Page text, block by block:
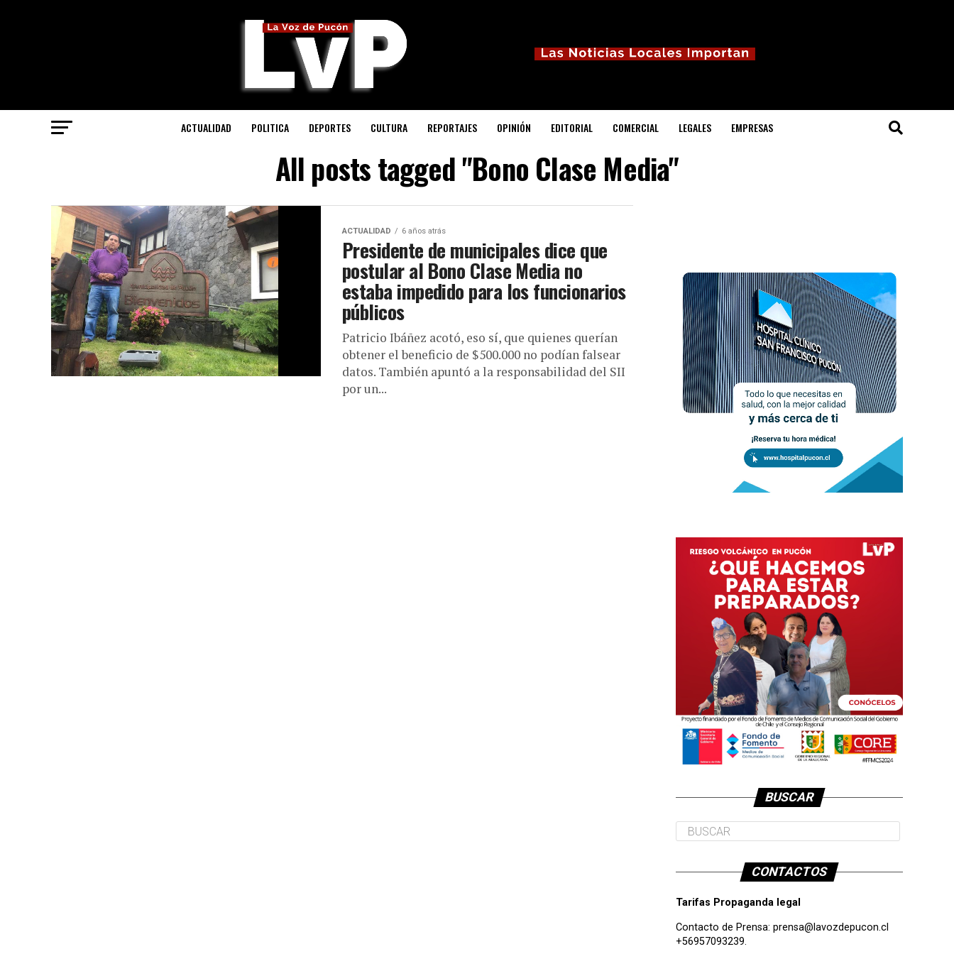
ACTUALIDAD POLITICA DEPORTES CULTURA REPORTAJES OPINIÓN EDITORIAL COMERCIAL LEGALES EMPRESAS
All posts tagged "Bono Clase Media"
ACTUALIDAD 6 años atrás
Presidente de municipales dice que
postular al Bono Clase Media no
estaba impedido para los funcionarios
públicos
Patricio Ibáñez acotó, eso sí, que quienes querían
obtener el beneficio de $500.000 no podían falsear
datos. También apuntó a la responsabilidad del SII
por un...
BUSCAR
CONTACTOS
Tarifas Propaganda legal
Contacto de Prensa: prensa@lavozdepucon.cl
+56957093239.